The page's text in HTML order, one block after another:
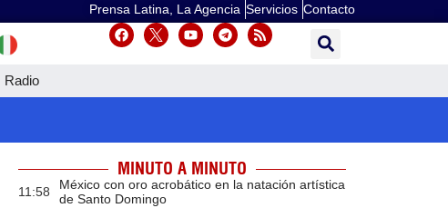
Prensa Latina, La Agencia Servicios Contacto
Radio
MINUTO A MINUTO
11:58
México con oro acrobático en la natación artística
de Santo Domingo